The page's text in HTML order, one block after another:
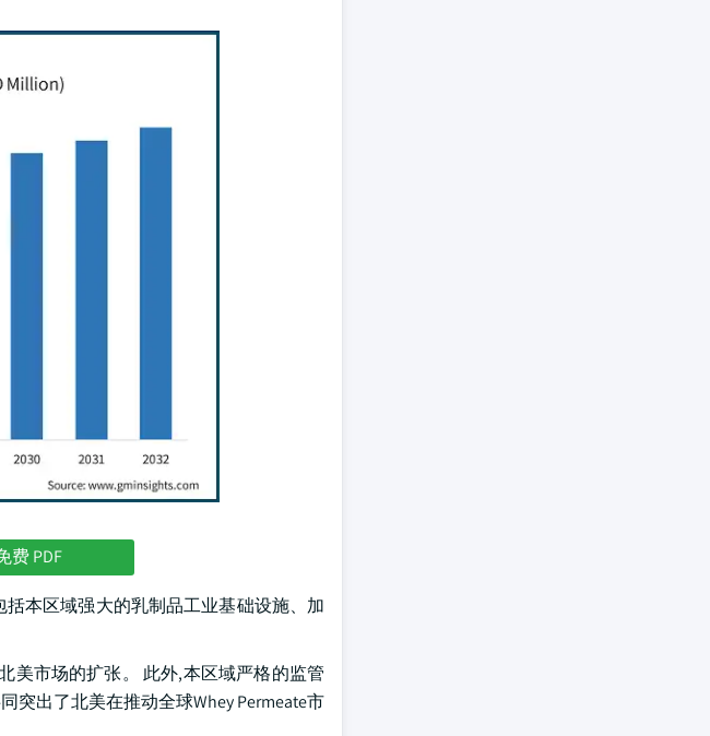
费 PDF
括本区域强大的乳制品工业基础设施、加
美市场的扩张。 此外,本区域严格的监管
出了北美在推动全球Whey Permeate市